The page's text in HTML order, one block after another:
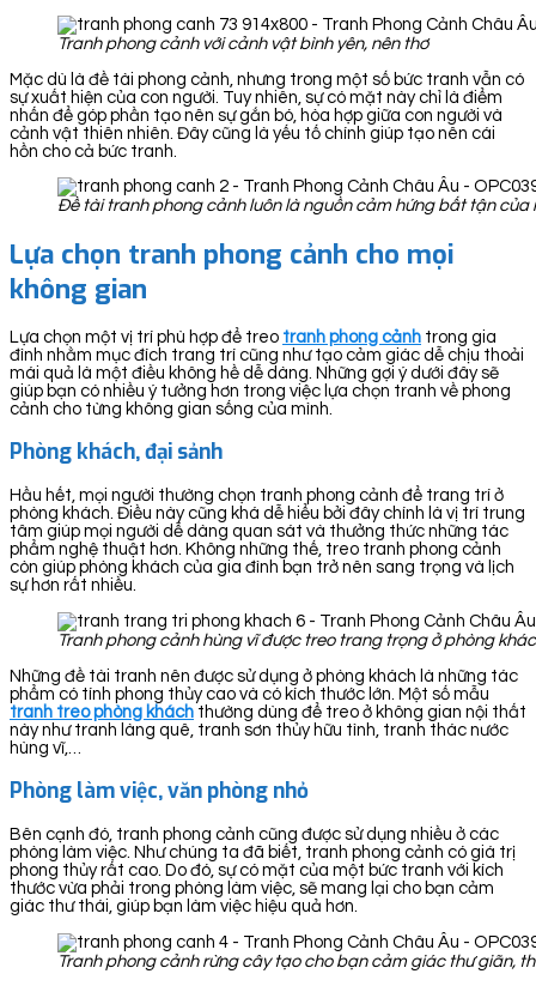
Tranh phong cảnh với cảnh vật bình yên, nên thơ
Mặc dù là đề tài phong cảnh, nhưng trong một số bức tranh vẫn có
sự xuất hiện của con người. Tuy nhiên, sự có mặt này chỉ là điểm
nhấn để góp phần tạo nên sự gắn bó, hòa hợp giữa con người và
cảnh vật thiên nhiên. Đây cũng là yếu tố chính giúp tạo nên cái
hồn cho cả bức tranh.
Đề tài tranh phong cảnh luôn là nguồn cảm hứng bất tận của
Lựa chọn tranh phong cảnh cho mọi
không gian
Lựa chọn một vị trí phù hợp để treo tranh phong cảnh trong gia
đình nhằm mục đích trang trí cũng như tạo cảm giác dễ chịu thoải
mái quả là một điều không hề dễ dàng. Những gợi ý dưới đây sẽ
giúp bạn có nhiều ý tưởng hơn trong việc lựa chọn tranh về phong
cảnh cho từng không gian sống của mình.
Phòng khách, đại sảnh
Hầu hết, mọi người thường chọn tranh phong cảnh để trang trí ở
phòng khách. Điều này cũng khá dễ hiểu bởi đây chính là vị trí trung
tâm giúp mọi người dễ dàng quan sát và thưởng thức những tác
phẩm nghệ thuật hơn. Không những thế, treo tranh phong cảnh
còn giúp phòng khách của gia đình bạn trở nên sang trọng và lịch
sự hơn rất nhiều.
Tranh phong cảnh hùng vĩ được treo trang trọng ở phòng
Những đề tài tranh nên được sử dụng ở phòng khách là những tác
phẩm có tính phong thủy cao và có kích thước lớn. Một số mẫu
tranh treo phòng khách thường dùng để treo ở không gian nội thất
này như tranh làng quê, tranh sơn thủy hữu tình, tranh thác nước
hùng vĩ,…
Phòng làm việc, văn phòng nhỏ
Bên cạnh đó, tranh phong cảnh cũng được sử dụng nhiều ở các
phòng làm việc. Như chúng ta đã biết, tranh phong cảnh có giá trị
phong thủy rất cao. Do đó, sự có mặt của một bức tranh với kích
thước vừa phải trong phòng làm việc, sẽ mang lại cho bạn cảm
giác thư thái, giúp bạn làm việc hiệu quả hơn.
Tranh phong cảnh rừng cây tạo cho bạn cảm giác thư giãn,